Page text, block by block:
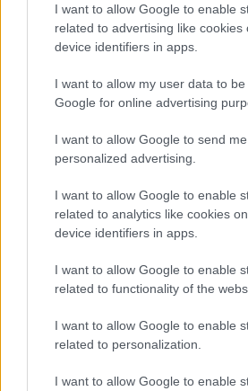
I want to allow Google to enable
related to advertising like cookies
device identifiers in apps.
I want to allow my user data to
Google for online advertising
I want to allow Google to send me
personalized advertising.
I want to allow Google to enable
related to analytics like cookies
device identifiers in apps.
I want to allow Google to enable
related to functionality of the
I want to allow Google to enable
related to personalization.
I want to allow Google to enable
Helyi hírek
A hőségben is védik a
Helyi hírek